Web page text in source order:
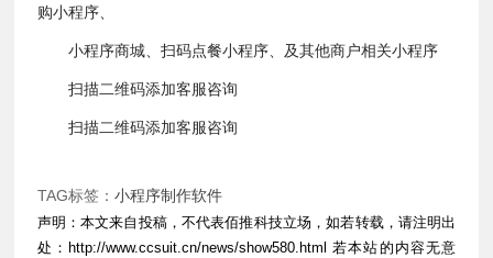
购小程序、
小程序商城、扫码点餐小程序、及其他商户相关小程序
扫描二维码添加客服咨询
扫描二维码添加客服咨询
TAG标签： 小程序制作软件
声明：本文来自投稿，不代表佰推科技立场，如若转载，请注明出
处： http://www.ccsuit.cn/news/show580.html 若本站的内容无意